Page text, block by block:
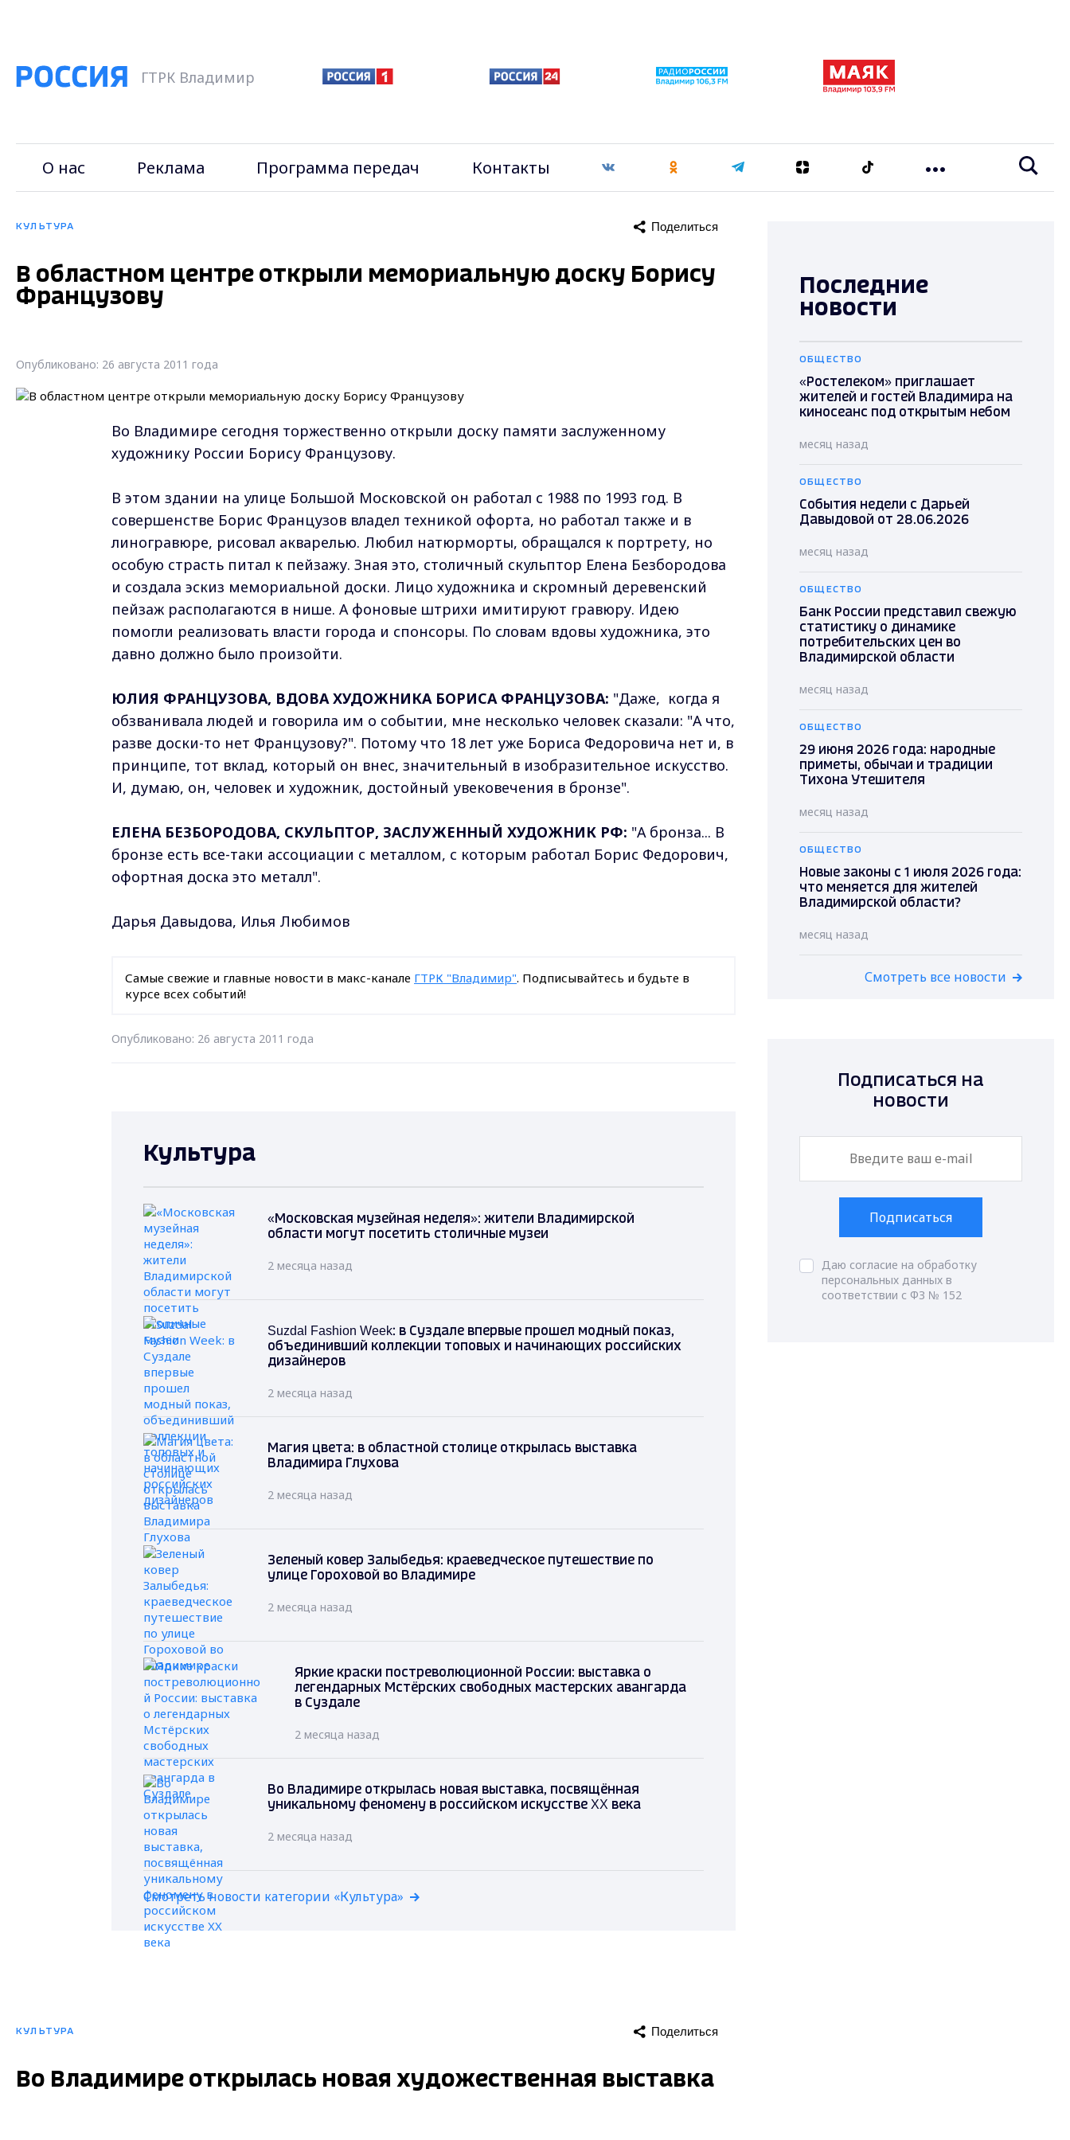
ГТРК Владимир
О нас Реклама Программа передач Контакты
КУЛЬТУРА Поделиться
В областном центре открыли мемориальную доску Борису
Французову
Опубликовано: 26 августа 2011 года
Во Владимире сегодня торжественно открыли доску памяти заслуженному
художнику России Борису Французову.
В этом здании на улице Большой Московской он работал с 1988 по 1993 год. В
совершенстве Борис Французов владел техникой офорта, но работал также и в
линогравюре, рисовал акварелью. Любил натюрморты, обращался к портрету, но
особую страсть питал к пейзажу. Зная это, столичный скульптор Елена Безбородова
и создала эскиз мемориальной доски. Лицо художника и скромный деревенский
пейзаж располагаются в нише. А фоновые штрихи имитируют гравюру. Идею
помогли реализовать власти города и спонсоры. По словам вдовы художника, это
давно должно было произойти.
ЮЛИЯ ФРАНЦУЗОВА, ВДОВА ХУДОЖНИКА БОРИСА ФРАНЦУЗОВА: "Даже, когда я
обзванивала людей и говорила им о событии, мне несколько человек сказали: "А что,
разве доски-то нет Французову?". Потому что 18 лет уже Бориса Федоровича нет и, в
принципе, тот вклад, который он внес, значительный в изобразительное искусство.
И, думаю, он, человек и художник, достойный увековечения в бронзе".
ЕЛЕНА БЕЗБОРОДОВА, СКУЛЬПТОР, ЗАСЛУЖЕННЫЙ ХУДОЖНИК РФ: "А бронза... В
бронзе есть все-таки ассоциации с металлом, с которым работал Борис Федорович,
офортная доска это металл".
Дарья Давыдова, Илья Любимов
Самые свежие и главные новости в макс-канале ГТРК "Владимир". Подписывайтесь и будьте в
курсе всех событий!
Опубликовано: 26 августа 2011 года
Культура
«Московская музейная неделя»: жители Владимирской
области могут посетить столичные музеи
2 месяца назад
Suzdal Fashion Week: в Суздале впервые прошел модный показ,
объединивший коллекции топовых и начинающих российских
дизайнеров
2 месяца назад
Магия цвета: в областной столице открылась выставка
Владимира Глухова
2 месяца назад
Зеленый ковер Залыбедья: краеведческое путешествие по
улице Гороховой во Владимире
2 месяца назад
Яркие краски постреволюционной России: выставка о
легендарных Мстёрских свободных мастерских авангарда
в Суздале
2 месяца назад
Во Владимире открылась новая выставка, посвящённая
уникальному феномену в российском искусстве XX века
2 месяца назад
Смотреть новости категории «Культура»
КУЛЬТУРА Поделиться
Во Владимире открылась новая художественная выставка
Последние
новости
ОБЩЕСТВО
«Ростелеком» приглашает
жителей и гостей Владимира на
киносеанс под открытым небом
месяц назад
ОБЩЕСТВО
События недели с Дарьей
Давыдовой от 28.06.2026
месяц назад
ОБЩЕСТВО
Банк России представил свежую
статистику о динамике
потребительских цен во
Владимирской области
месяц назад
ОБЩЕСТВО
29 июня 2026 года: народные
приметы, обычаи и традиции
Тихона Утешителя
месяц назад
ОБЩЕСТВО
Новые законы с 1 июля 2026 года:
что меняется для жителей
Владимирской области?
месяц назад
Смотреть все новости
Подписаться на
новости
Подписаться
Даю согласие на обработку
персональных данных в
соответствии с ФЗ № 152